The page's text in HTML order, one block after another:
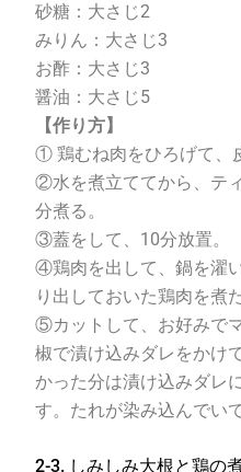
砂糖：大さじ2
みりん：大さじ3
お酢：大さじ3
醤油：大さじ5
【作り方】
① 鶏むね肉をひろげて、
②水を煮立ててから、テ
分煮る。
③蓋をして、 10分放置。
④鶏肉を出して、鍋を濯
り出しておいた鶏肉を煮
⑤カットして、お好みで
椒で漬け込みダレをかけ
かった分は漬け込みダレ
す。たれが染み込んでい
2-3. しみしみ大根と鶏の